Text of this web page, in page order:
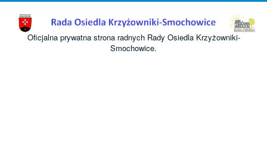
Oficjalna prywatna strona radnych Rady Osiedla Krzyżowniki-
Smochowice.